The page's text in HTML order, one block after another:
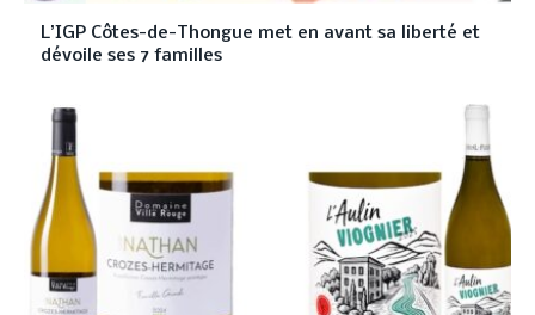
L’IGP Côtes-de-Thongue met en avant sa liberté et
dévoile ses 7 familles